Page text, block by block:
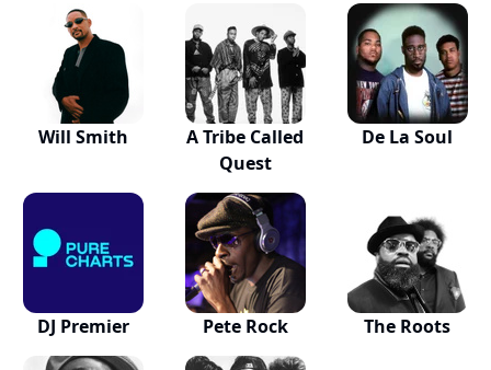
Will Smith
A Tribe Called
Quest
De La Soul
DJ Premier Pete Rock The Roots